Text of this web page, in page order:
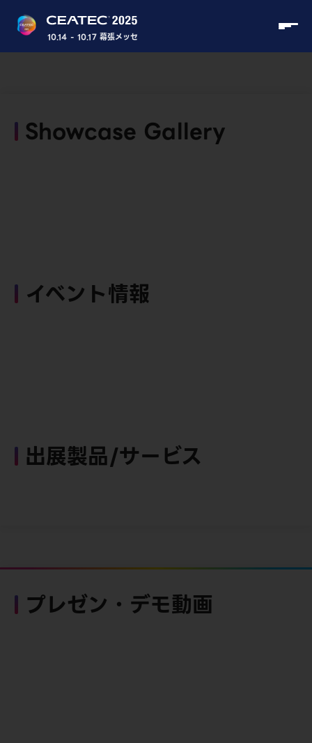
10.14 - 10.17 幕張メッセ
Showcase Gallery
イベント情報
出展製品/サービス
プレゼン・デモ動画